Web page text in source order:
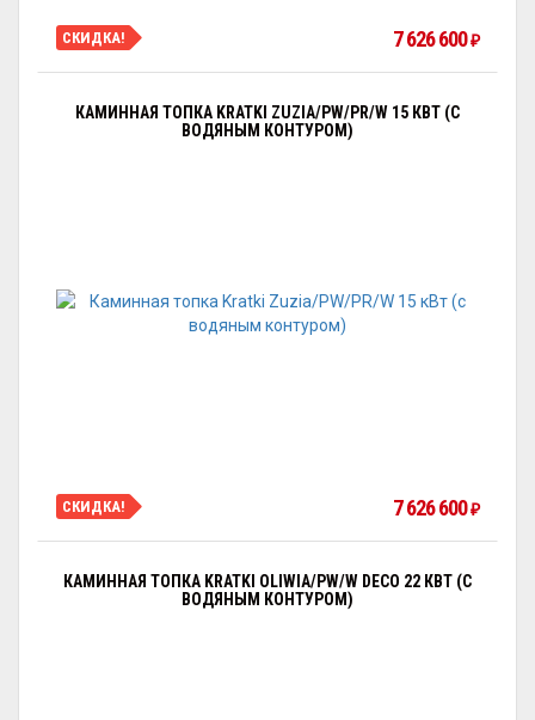
СКИДКА! 7 626 600₽
КАМИННАЯ ТОПКА KRATKI ZUZIA/PW/PR/W 15 КВТ (С
ВОДЯНЫМ КОНТУРОМ)
СКИДКА! 7 626 600₽
КАМИННАЯ ТОПКА KRATKI OLIWIA/PW/W DECO 22 КВТ (С
ВОДЯНЫМ КОНТУРОМ)